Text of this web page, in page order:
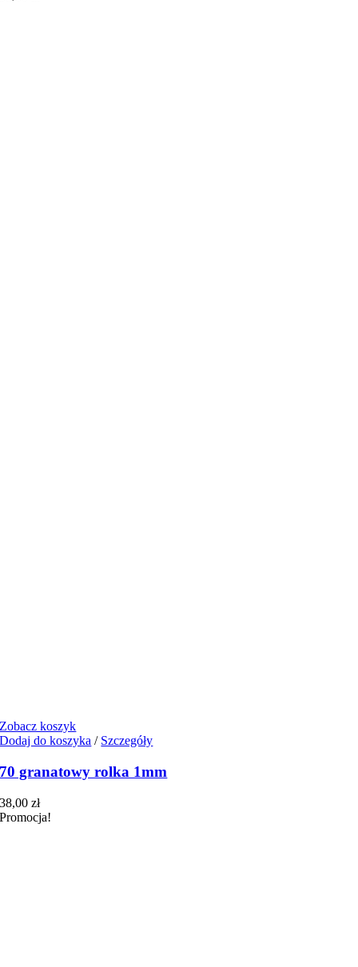
Zobacz koszyk
Dodaj do koszyka / Szczegóły
70 granatowy rolka 1mm
38,00zł
Promocja!